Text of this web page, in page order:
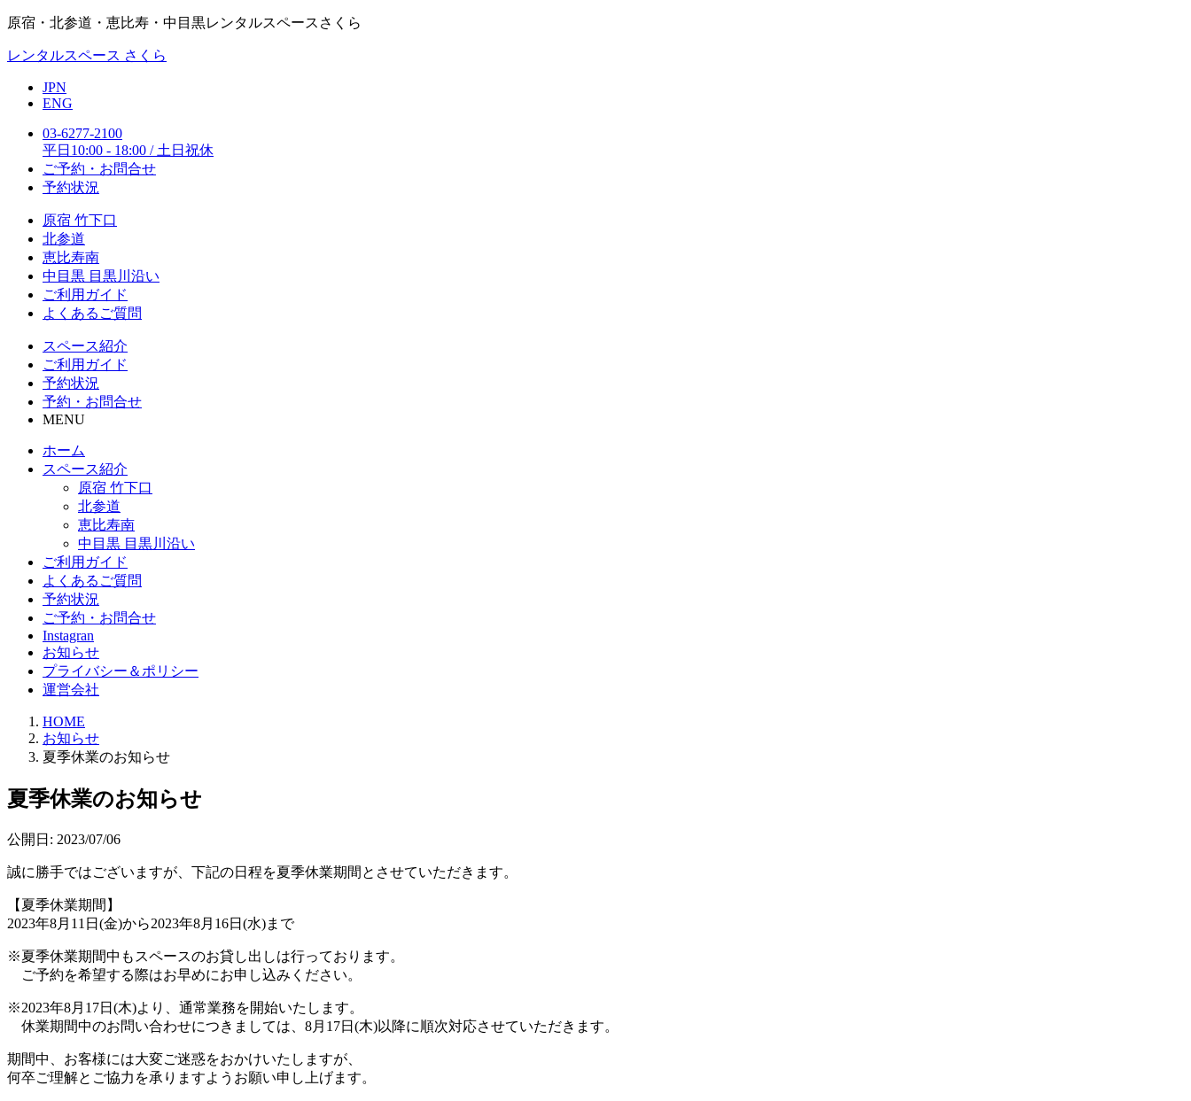
原宿・北参道・恵比寿・中目黒レンタルスペースさくら
レンタルスペース さくら
JPN
ENG
03-6277-2100
平日10:00 - 18:00 / 土日祝休
ご予約・お問合せ
予約状況
原宿 竹下口
北参道
恵比寿南
中目黒 目黒川沿い
ご利用ガイド
よくあるご質問
スペース紹介
ご利用ガイド
予約状況
予約・お問合せ
MENU
ホーム
スペース紹介
原宿 竹下口
北参道
恵比寿南
中目黒 目黒川沿い
ご利用ガイド
よくあるご質問
予約状況
ご予約・お問合せ
Instagran
お知らせ
プライバシー＆ポリシー
運営会社
HOME
お知らせ
夏季休業のお知らせ
夏季休業のお知らせ
公開日: 2023/07/06
誠に勝手ではございますが、下記の日程を夏季休業期間とさせていただきます。
【夏季休業期間】
2023年8月11日(金)から2023年8月16日(水)まで
※夏季休業期間中もスペースのお貸し出しは行っております。
ご予約を希望する際はお早めにお申し込みください。
※2023年8月17日(木)より、通常業務を開始いたします。
休業期間中のお問い合わせにつきましては、8月17日(木)以降に順次対応させていただきます。
期間中、お客様には大変ご迷惑をおかけいたしますが、
何卒ご理解とご協力を承りますようお願い申し上げます。